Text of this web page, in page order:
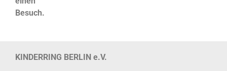
Besuch.
KINDERRING BERLIN e.V.